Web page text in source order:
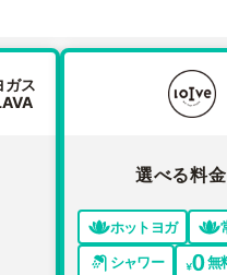
ガス
選べる料
ホットヨガ
シャワー
無